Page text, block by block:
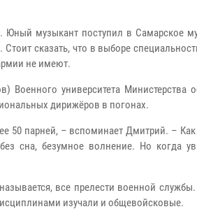
музыкант поступил в Самарское
сказать, что в выборе
не имеют.
университета Министерства
дирижёров в погонах.
50 парней, – вспоминает Дмитрий. –
сна, безумное волнение. Но когда
все прелести военной
изучали и общевойсковые.